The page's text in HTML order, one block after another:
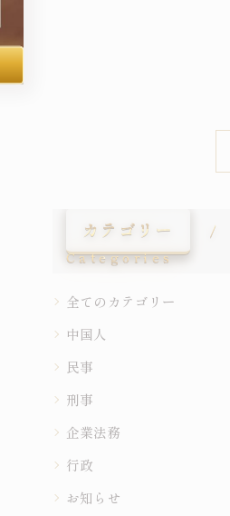
カテゴリー
Categories
全てのカテゴリー
中国人
民事
刑事
企業法務
行政
お知らせ